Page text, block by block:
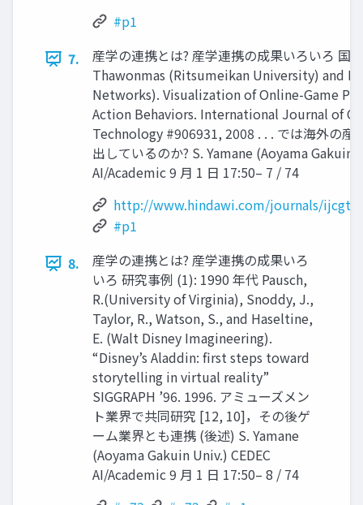
#p1
7.
産学の連携とは? 産学連携の成果いろいろ 国
Thawonmas (Ritsumeikan University) and
Networks). Visualization of Online-Game
Action Behaviors. International Journal of
Technology #906931, 2008 . . . では海外の産
出しているのか? S. Yamane (Aoyama Gakuin
AI/Academic 9 月 1 日 17:50– 7 / 74
http://www.hindawi.com/journals/ijcgt/
#p1
8.
産学の連携とは? 産学連携の成果いろ
いろ 研究事例 (1): 1990 年代 Pausch,
R.(University of Virginia), Snoddy, J.,
Taylor, R., Watson, S., and Haseltine,
E. (Walt Disney Imagineering).
“Disney’s Aladdin: first steps toward
storytelling in virtual reality”
SIGGRAPH ’96. 1996. アミューズメン
ト業界で共同研究 [12, 10]，その後ゲ
ーム業界とも連携 (後述) S. Yamane
(Aoyama Gakuin Univ.) CEDEC
AI/Academic 9 月 1 日 17:50– 8 / 74